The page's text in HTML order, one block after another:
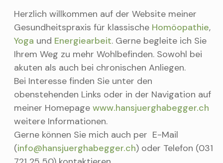
Herzlich willkommen auf der Website meiner
Gesundheitspraxis für klassische Homöopathie,
Yoga und Energiearbeit. Gerne begleite ich Sie
Ihrem Weg zu mehr Wohlbefinden. Sowohl bei
akuten als auch bei chronischen Anliegen.
Bei Interesse finden Sie unter den
obenstehenden Links oder in der Navigation auf
meiner Homepage www.hansjuerghabegger.ch
weitere Informationen.
Gerne können Sie mich auch per E-Mail
(info@hansjuerghabegger.ch) oder Telefon (031